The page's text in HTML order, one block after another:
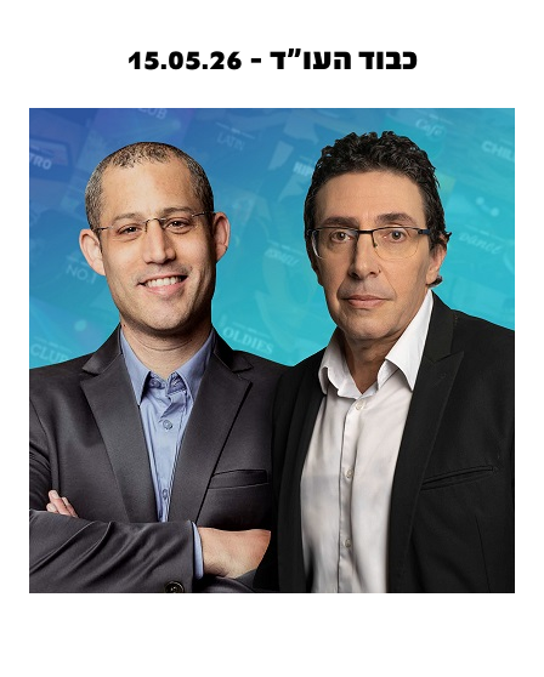
כבוד העו"ד - 15.05.26